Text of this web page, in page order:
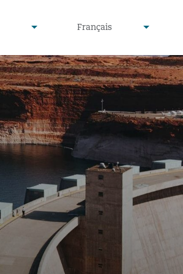
undefined
Français
▾